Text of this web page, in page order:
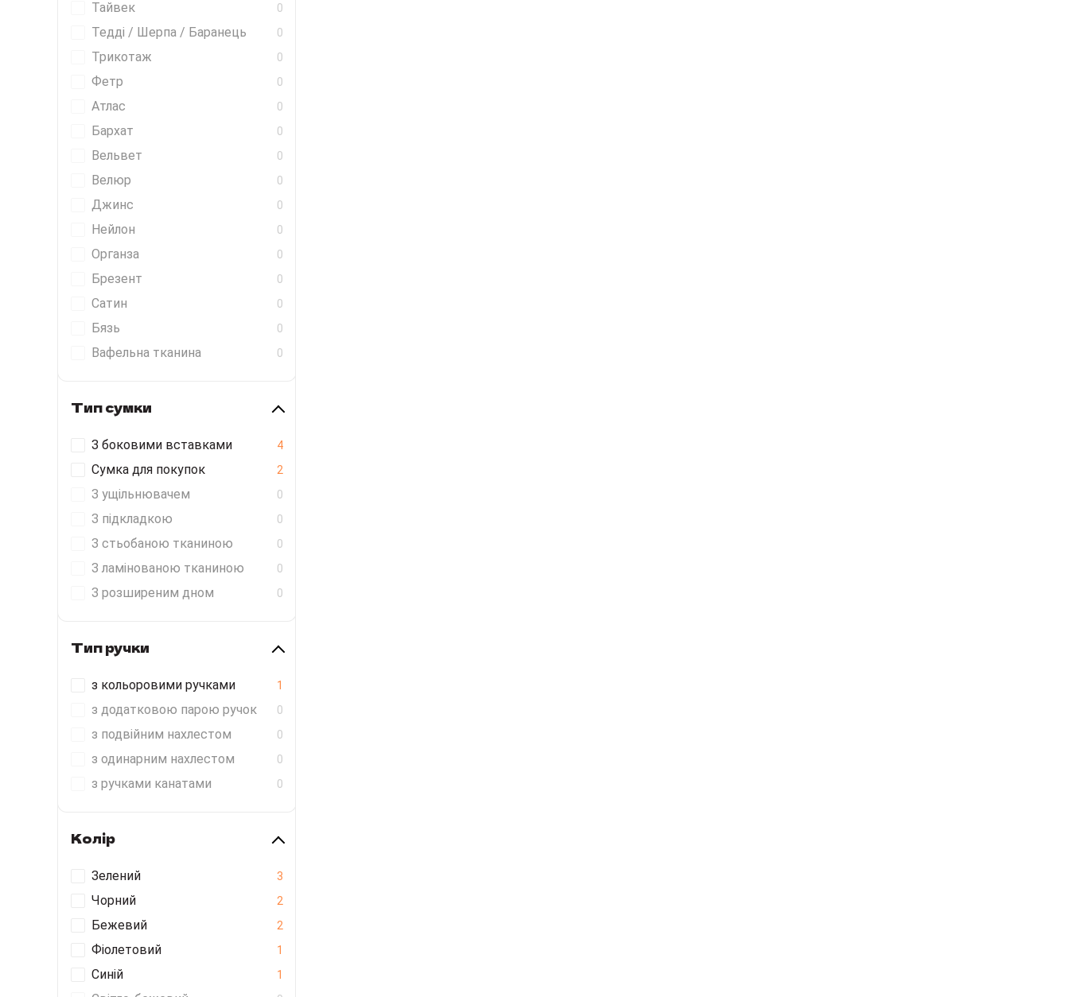
Тайвек 0
Тедді / Шерпа / Баранець 0
Трикотаж 0
Фетр 0
Атлас 0
Бархат 0
Вельвет 0
Велюр 0
Джинс 0
Нейлон 0
Органза 0
Брезент 0
Сатин 0
Бязь 0
Вафельна тканина 0
Тип сумки
З боковими вставками 4
Сумка для покупок 2
З ущільнювачем 0
З підкладкою 0
З стьобаною тканиною 0
З ламінованою тканиною 0
З розширеним дном 0
Тип ручки
з кольоровими ручками 1
з додатковою парою ручок 0
з подвійним нахлестом 0
з одинарним нахлестом 0
з ручками канатами 0
Колір
Зелений 3
Чорний 2
Бежевий 2
Фіолетовий 1
Синій 1